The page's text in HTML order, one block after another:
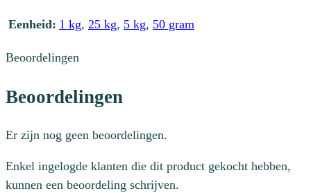
Eenheid: 1 kg, 25 kg, 5 kg, 50 gram
Beoordelingen
Beoordelingen
Er zijn nog geen beoordelingen.
Enkel ingelogde klanten die dit product gekocht hebben,
kunnen een beoordeling schrijven.